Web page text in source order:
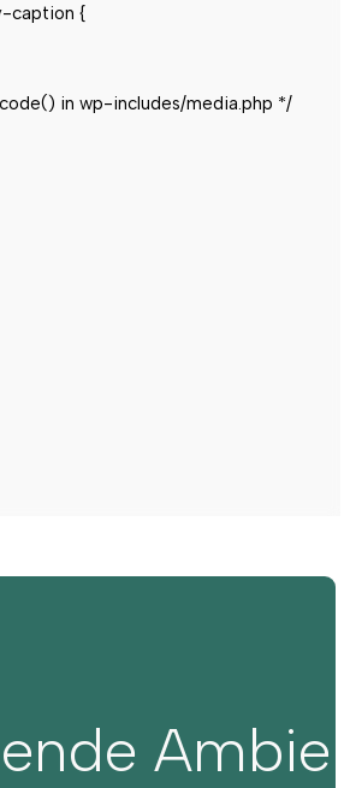
caption {
in wp-includes/media.php */